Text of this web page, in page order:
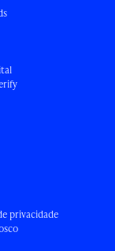
privacidade